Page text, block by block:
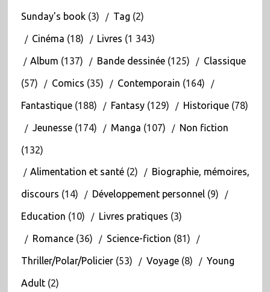
Sunday's book(3) Tag (2)
Cinéma (18) Livres (1 343)
Album (137) Bande dessinée(125) Classique
(57) Comics (35) Contemporain (164)
Fantastique(188) Fantasy(129) Historique(78)
Jeunesse(174) Manga (107) Non fiction
(132)
Alimentation et santé(2) Biographie, mémoires,
discours (14) Développement personnel (9)
Education (10) Livres pratiques (3)
Romance(36) Science-fiction (81)
Thriller/Polar/Policier(53) Voyage(8) Young
Adult(2)